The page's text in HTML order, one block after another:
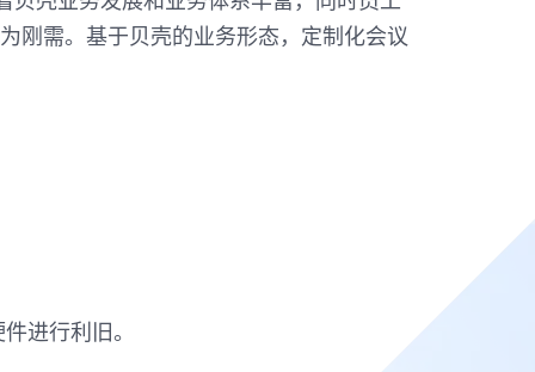
刚需。基于贝壳的业务形态，定制化会议
进行利旧。